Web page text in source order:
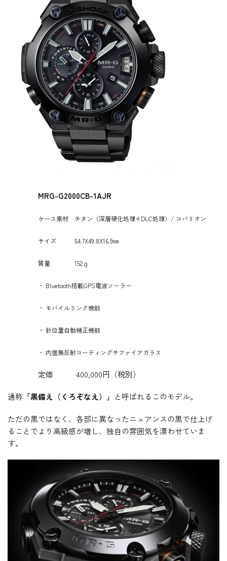
MRG-G2000CB-1AJR
ケース素材 チタン（深層硬化処理+DLC処理）/ コバリオン
サイズ 54.7X49.8X16.9㎜
質量 152ｇ
・ Bluetooth搭載GPS電波ソーラー
・ モバイルリンク機能
・ 針位置自動補正機能
・ 内面無反射コーティングサファイアガラス
定価 400,000円（税別）
通称 「黒備え（くろぞなえ）」 と呼ばれるこのモデル。
ただの黒ではなく、各部に異なったニュアンスの黒で仕上げ
ることでより高級感が増し、独自の雰囲気を漂わせていま
す。